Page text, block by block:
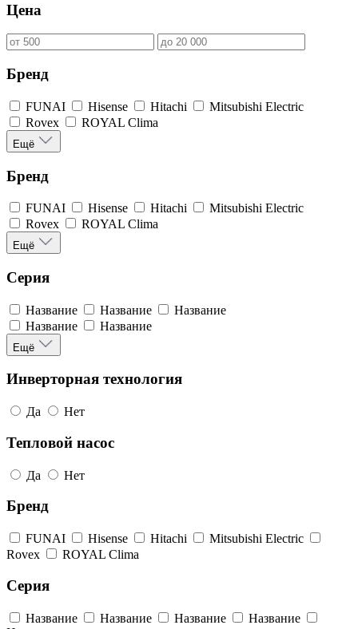
Цена
Бренд
FUNAI Hisense Hitachi
Mitsubishi Electric
Rovex
ROYAL Clima
Ещё
Бренд
FUNAI Hisense Hitachi
Mitsubishi Electric
Rovex
ROYAL Clima
Ещё
Серия
Название Название
Название
Название
Название
Ещё
Инверторная технология
Да Нет
Тепловой насос
Да Нет
Бренд
FUNAI Hisense Hitachi
Mitsubishi Electric
Rovex
ROYAL Clima
Серия
Название Название Название
Название